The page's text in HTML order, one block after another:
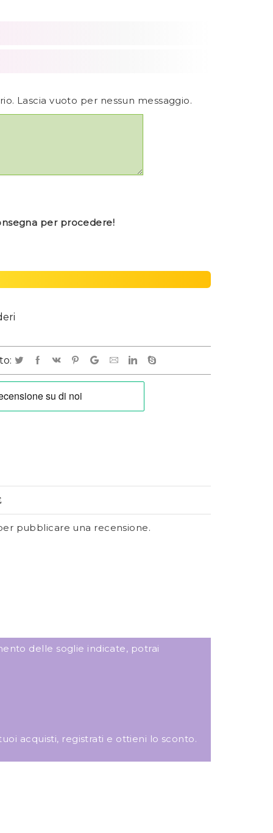
Lascia vuoto per nessun messaggio.
per procedere!
pubblicare una recensione.
delle soglie indicate, potrai
acquisti, registrati e ottieni lo sconto.